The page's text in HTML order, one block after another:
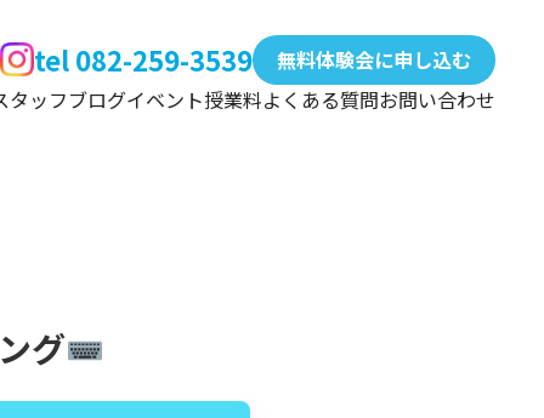
タッフブログイベント授業料よくある質問お問い合わせ
tel 082-259-3539 無料体験会に申し込む
グ